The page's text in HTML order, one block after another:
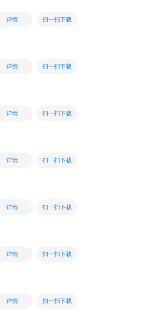
详情 扫一扫下载
详情 扫一扫下载
详情 扫一扫下载
详情 扫一扫下载
详情 扫一扫下载
详情 扫一扫下载
详情 扫一扫下载